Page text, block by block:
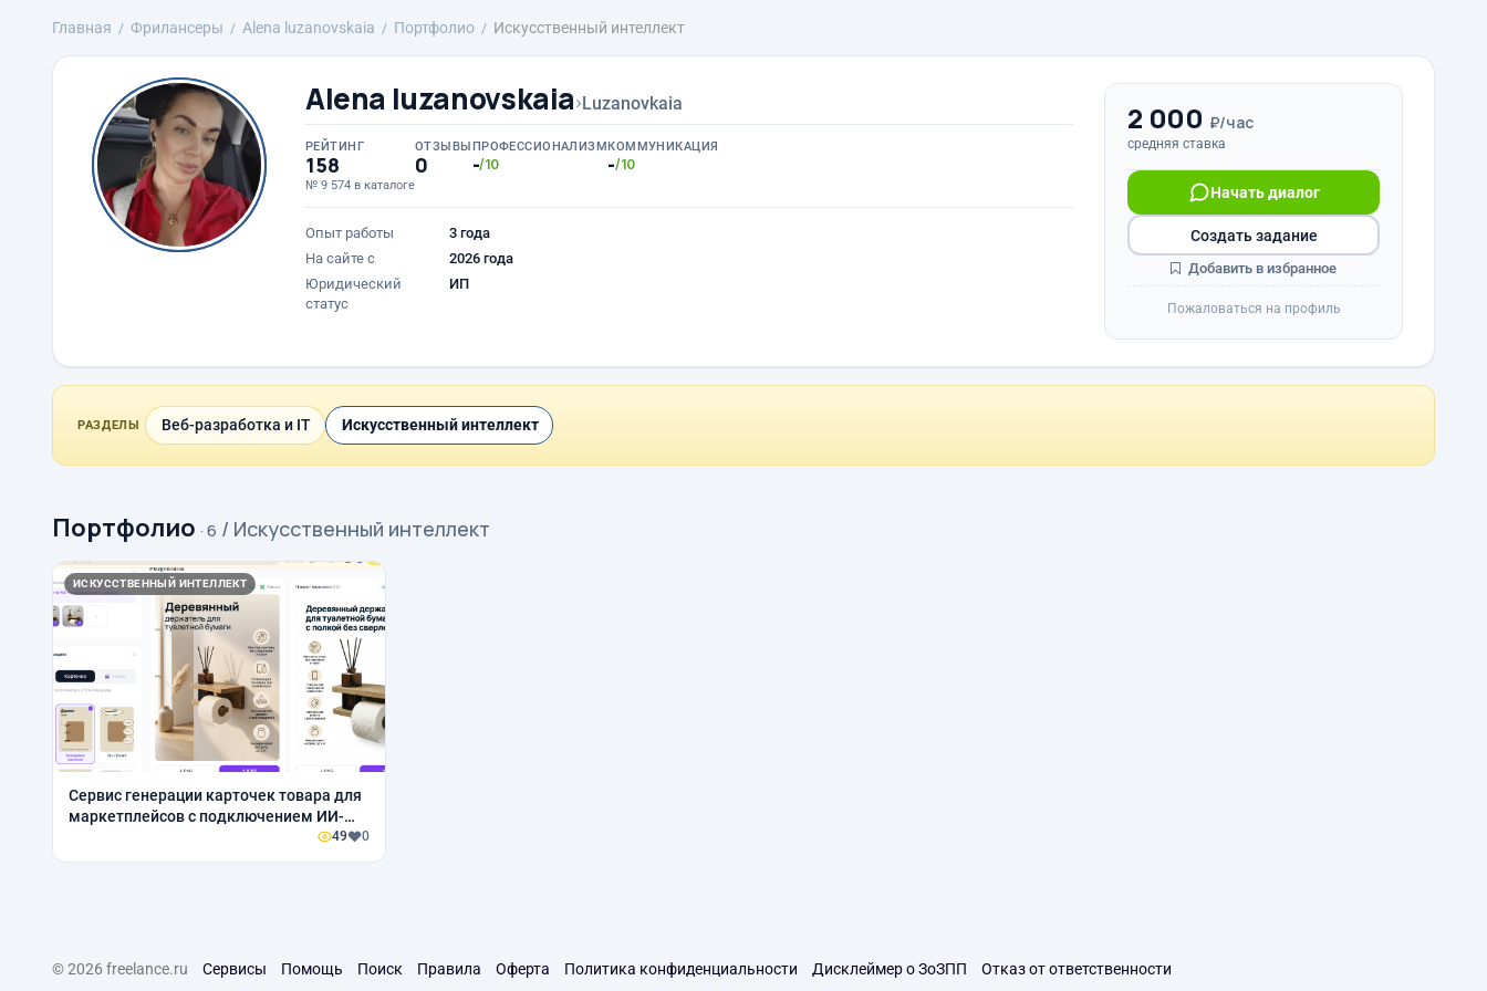
Главная Фрилансеры Alena luzanovskaia Портфолио Искусственный интеллект
Alena luzanovskaia›Luzanovkaia
РЕЙТИНГ
158
№ 9 574 в каталоге
ОТЗЫВЫ
0
ПРОФЕССИОНАЛИЗМ
-/10
КОММУНИКАЦИЯ
-/10
Опыт работы
3 года
На сайте с
2026 года
Юридический
статус
ИП
2 000 ₽/час
средняя ставка
Начать диалог
Создать задание
Добавить в избранное
Пожаловаться на профиль
РАЗДЕЛЫ Веб-разработка и IT Искусственный интеллект
Портфолио · 6 / Искусственный интеллект
ИСКУССТВЕННЫЙ ИНТЕЛЛЕКТ
Сервис генерации карточек товара для
маркетплейсов с подключением ИИ-
49 0
© 2026 freelance.ru Сервисы Помощь Поиск Правила Оферта Политика конфиденциальности Дисклеймер о ЗоЗПП Отказ от ответственности